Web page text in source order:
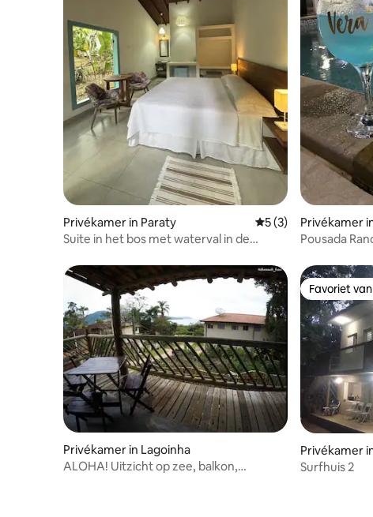
Privékamer in Paraty Gemiddelde
5 (3)
Suite in het bos met waterval in de
Privékamer
Pousada
Privékamer in Lagoinha
ALOHA! Uitzicht op zee, balkon,
Favoriet
Favoriet
Privékamer
Surfhuis 2